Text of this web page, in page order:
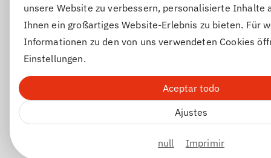
unsere Website zu verbessern, personalisierte Inhalte
Ihnen ein großartiges Website-Erlebnis zu bieten. Für
Informationen zu den von uns verwendeten Cookies
Einstellungen.
Aceptar todo
Ajustes
null Imprimir